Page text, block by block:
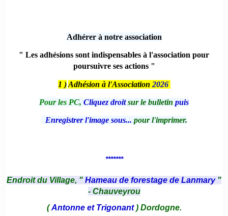
Adhérer à notre association
" Les adhésions sont indispensables à l'association pour
poursuivre ses actions "
1 ) Adhésion à l'Association 2026
Pour les PC, Cliquez droitsur le bulletin puis
Enregistrer l'image sous... pour l'imprimer.
*******
Endroit du Village, " Hameau de forestage de Lanmary "
- Chauveyrou
(Antonne et Trigonant) Dordogne.